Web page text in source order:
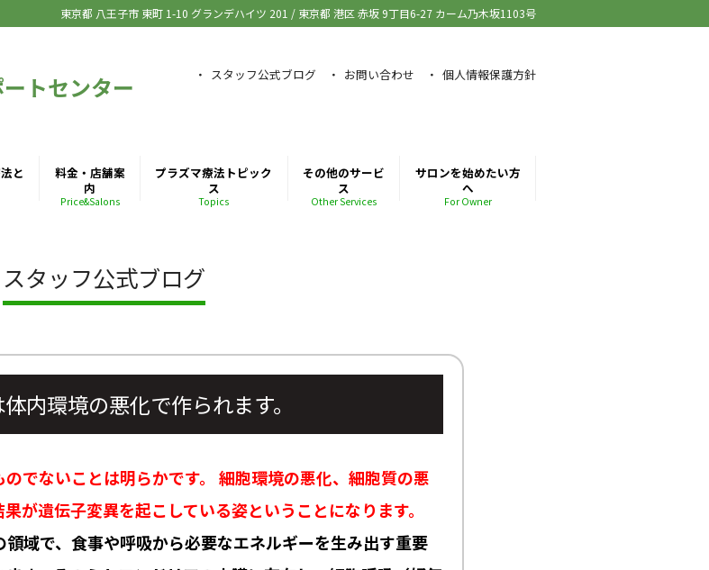
東京都 八王子市 東町 1-10 グランデハイツ 201 / 東京都 港区 赤坂 9丁目6-27 カーム乃木坂1103号
トセンター スタッフ公式ブログ お問い合わせ 個人情報保護方針
と
料金・店舗案
内
Price&Salons
プラズマ療法トピック
ス
Topics
その他のサービ
ス
Other Services
サロンを始めたい方
へ
For Owner
スタッフ公式ブログ
内環境の悪化で作られます。
でないことは明らかです。 細胞環境の悪化、細胞質の悪
が遺伝子変異を起こしている姿ということになります。
域で、食事や呼吸から必要なエネルギーを生み出す重要